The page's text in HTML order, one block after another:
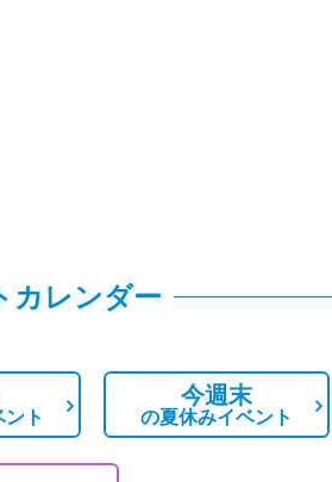
カレンダー
ト
今週末
の夏休みイベント